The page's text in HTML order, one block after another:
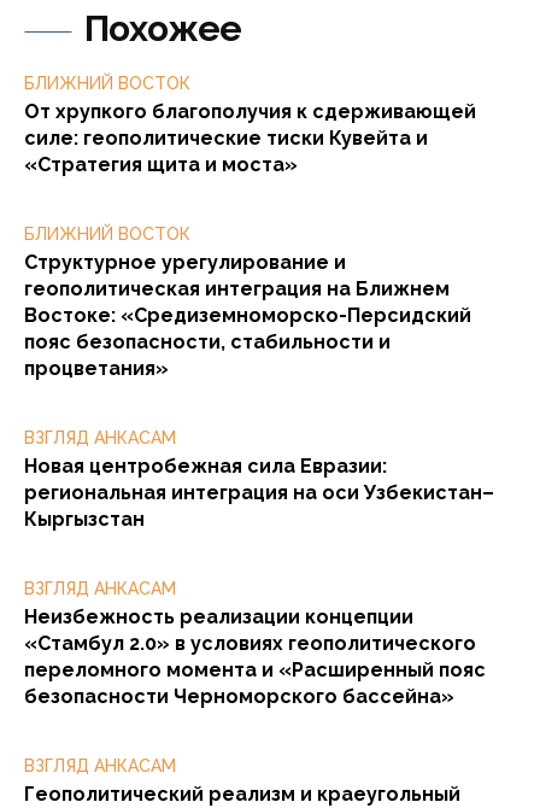
Похожее
БЛИЖНИЙ ВОСТОК
От хрупкого благополучия к сдерживающей
силе: геополитические тиски Кувейта и
«Стратегия щита и моста»
БЛИЖНИЙ ВОСТОК
Структурное урегулирование и
геополитическая интеграция на Ближнем
Востоке: «Средиземноморско-Персидский
пояс безопасности, стабильности и
процветания»
ВЗГЛЯД АНКАСАМ
Новая центробежная сила Евразии:
региональная интеграция на оси Узбекистан–
Кыргызстан
ВЗГЛЯД АНКАСАМ
Неизбежность реализации концепции
«Стамбул 2.0» в условиях геополитического
переломного момента и «Расширенный пояс
безопасности Черноморского бассейна»
ВЗГЛЯД АНКАСАМ
Геополитический реализм и краеугольный